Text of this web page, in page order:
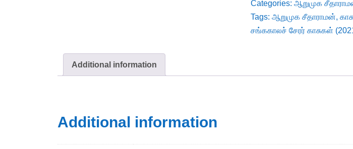
Categories: ஆறுமுக
Tags: ஆறுமுக சீதாராமன்,
சங்ககாலச் சேரர் காசுகள்
Additional information
Additional information